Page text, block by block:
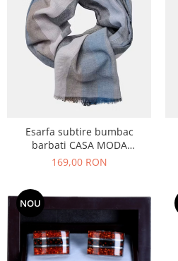
Esarfa subtire bumbac
barbati CASA MODA
albastru/maro dungi late
169,00 RON
NOU